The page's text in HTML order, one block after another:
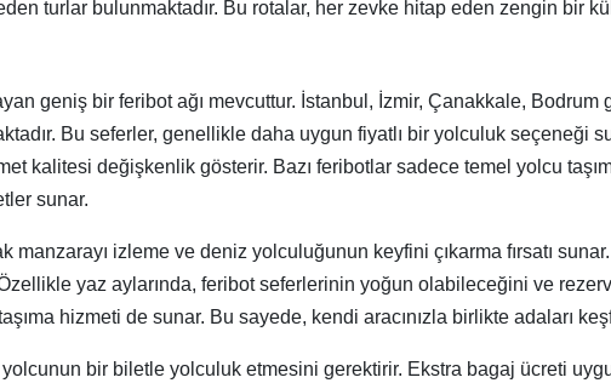
turlar bulunmaktadır. Bu rotalar, her zevke hitap eden zengin bir
geniş bir feribot ağı mevcuttur. İstanbul, İzmir, Çanakkale,
Bu seferler, genellikle daha uygun fiyatlı bir yolculuk seçeneği
kalitesi değişkenlik gösterir. Bazı feribotlar sadece temel yolcu
sunar.
izleme ve deniz yolculuğunun keyfini çıkarma fırsatı
yaz aylarında, feribot seferlerinin yoğun olabileceğini ve
hizmeti de sunar. Bu sayede, kendi aracınızla birlikte adaları
bir biletle yolculuk etmesini gerektirir. Ekstra bagaj ücreti